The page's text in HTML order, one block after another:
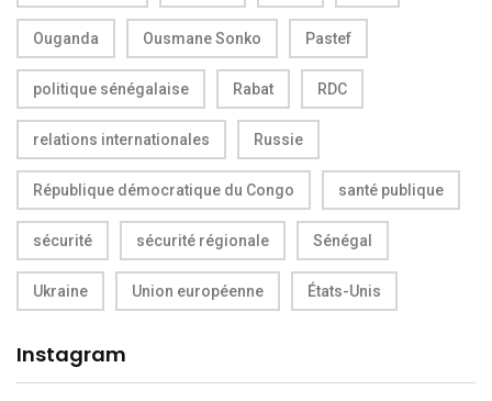
Ouganda Ousmane Sonko Pastef
politique sénégalaise Rabat RDC
relations internationales Russie
République démocratique du Congo santé publique
sécurité sécurité régionale Sénégal
Ukraine Union européenne États-Unis
Instagram